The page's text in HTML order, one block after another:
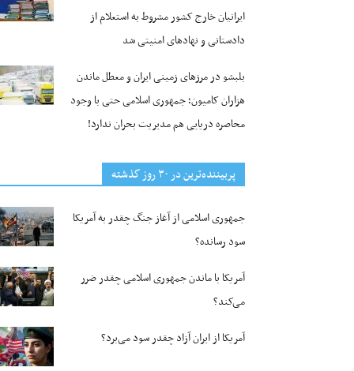
ایرانیان خارج کشور مشروط به استعلام از
دادستانی و نهادهای امنیتی شد
بلبشو در مرزهای زمینی ایران و معطل ماندن
هزاران کامیون؛ جمهوری اسلامی حتی با وجود
محاصره دریایی هم مدیریت بحران ندارد!
پربیننده‌ترین‌ در ۳۰ روز گذشته
جمهوری اسلامی از آغاز جنگ چقدر به آمریکا
سود رسانده؟
آمریکا با ماندن جمهوری اسلامی چقدر ضرر
می‌کند؟
آمریکا از ایران آزاد چقدر سود می‌برد؟